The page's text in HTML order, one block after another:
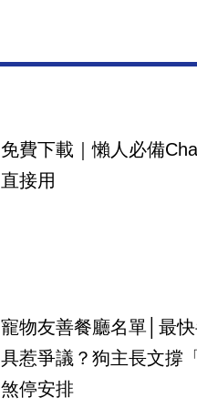
免費下載｜懶人必備
直接用
寵物友善餐廳名單│最
具惹爭議？狗主長文撐
煞停安排